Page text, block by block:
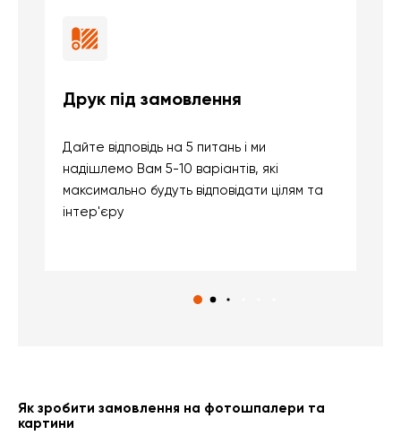
Друк під замовлення
Дайте відповідь на 5 питань і ми
надішлемо Вам 5-10 варіантів, які
максимально будуть відповідати цілям та
інтер'єру
Як зробити замовлення на фотошпалери та
картини